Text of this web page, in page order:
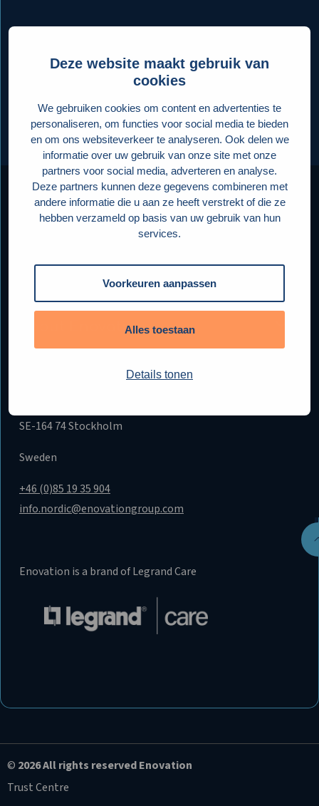
Deze website maakt gebruik van
cookies
We gebruiken cookies om content en advertenties te
personaliseren, om functies voor social media te bieden
en om ons websiteverkeer te analyseren. Ook delen we
informatie over uw gebruik van onze site met onze
partners voor social media, adverteren en analyse.
Deze partners kunnen deze gegevens combineren met
andere informatie die u aan ze heeft verstrekt of die ze
hebben verzameld op basis van uw gebruik van hun
services.
Voorkeuren aanpassen
Alles toestaan
Details tonen
See all our products
About Enovation
SE-164 74 Stockholm
Sweden
+46 (0)85 19 35 904
info.nordic@enovationgroup.com
Enovation is a brand of Legrand Care
© 2026 All rights reserved Enovation
Trust Centre